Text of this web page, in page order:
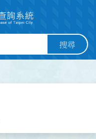
搜尋